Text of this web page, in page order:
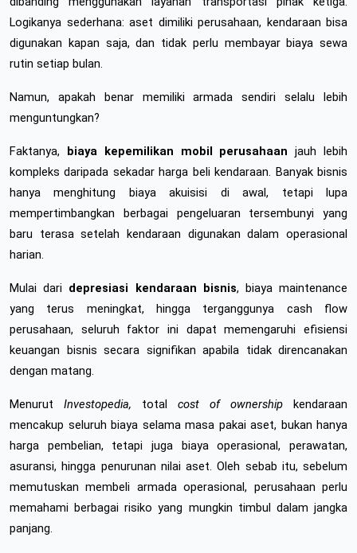
Logikanya sederhana: aset dimiliki perusahaan, kendaraan bisa
digunakan kapan saja, dan tidak perlu membayar biaya sewa
rutin setiap bulan.
Namun, apakah benar memiliki armada sendiri selalu lebih
menguntungkan?
Faktanya, biaya kepemilikan mobil perusahaan jauh lebih
kompleks daripada sekadar harga beli kendaraan. Banyak bisnis
hanya menghitung biaya akuisisi di awal, tetapi lupa
mempertimbangkan berbagai pengeluaran tersembunyi yang
baru terasa setelah kendaraan digunakan dalam operasional
harian.
Mulai dari depresiasi kendaraan bisnis, biaya maintenance
yang terus meningkat, hingga terganggunya cash flow
perusahaan, seluruh faktor ini dapat memengaruhi efisiensi
keuangan bisnis secara signifikan apabila tidak direncanakan
dengan matang.
Menurut Investopedia, total cost of ownership kendaraan
mencakup seluruh biaya selama masa pakai aset, bukan hanya
harga pembelian, tetapi juga biaya operasional, perawatan,
asuransi, hingga penurunan nilai aset. Oleh sebab itu, sebelum
memutuskan membeli armada operasional, perusahaan perlu
memahami berbagai risiko yang mungkin timbul dalam jangka
panjang.